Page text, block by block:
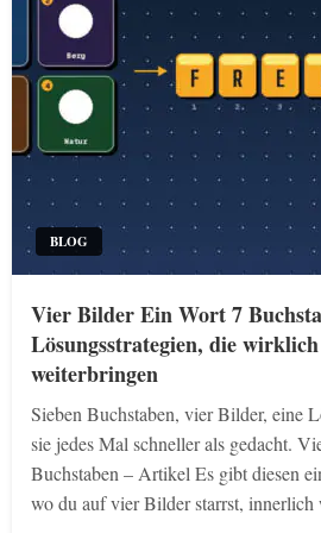
BLOG
Vier Bilder Ein Wort 7
Lösungsstrategien, die
weiterbringen
Sieben Buchstaben, vier Bilder, eine
sie jedes Mal schneller als gedacht.
Buchstaben – Artikel Es gibt diesen
wo du auf vier Bilder starrst,